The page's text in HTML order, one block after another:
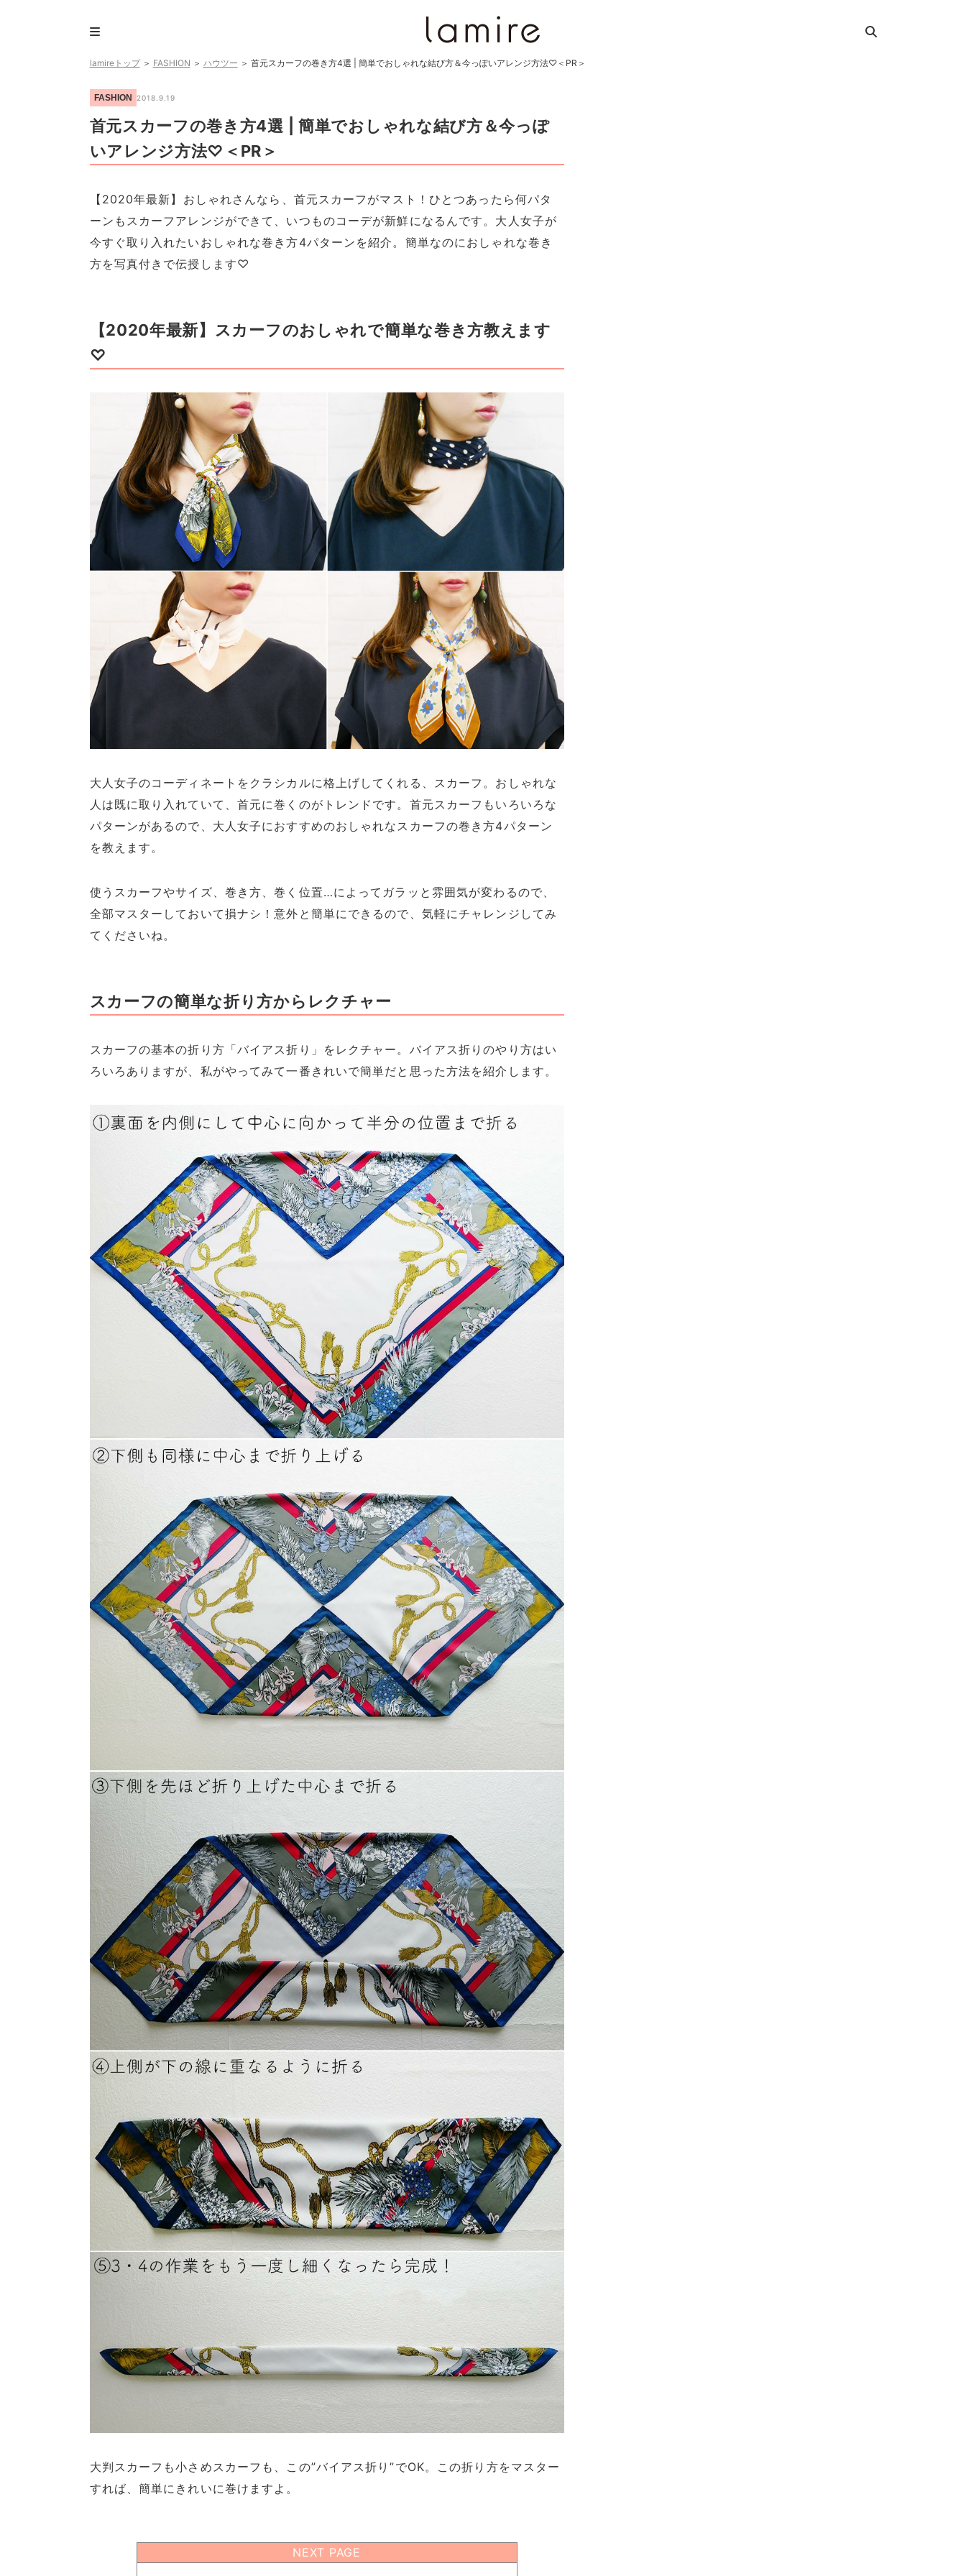
lamireトップ＞ FASHION ＞ ハウツー ＞ 首元スカーフの巻き方4選 | 簡単でおしゃれな結び方＆今っぽいアレンジ方法♡＜PR＞
FASHION 2018.9.19
首元スカーフの巻き方4選 | 簡単でおしゃれな結び方＆今っぽ
いアレンジ方法♡＜PR＞
【2020年最新】おしゃれさんなら、首元スカーフがマスト！ひとつあったら何パタ
ーンもスカーフアレンジができて、いつものコーデが新鮮になるんです。大人女子が
今すぐ取り入れたいおしゃれな巻き方4パターンを紹介。簡単なのにおしゃれな巻き
方を写真付きで伝授します♡
【2020年最新】スカーフのおしゃれで簡単な巻き方教えます
♡
大人女子のコーディネートをクラシカルに格上げしてくれる、スカーフ。おしゃれな
人は既に取り入れていて、首元に巻くのがトレンドです。首元スカーフもいろいろな
パターンがあるので、大人女子におすすめのおしゃれなスカーフの巻き方4パターン
を教えます。
使うスカーフやサイズ、巻き方、巻く位置…によってガラッと雰囲気が変わるので、
全部マスターしておいて損ナシ！意外と簡単にできるので、気軽にチャレンジしてみ
てくださいね。
スカーフの簡単な折り方からレクチャー
スカーフの基本の折り方「バイアス折り」をレクチャー。バイアス折りのやり方はい
ろいろありますが、私がやってみて一番きれいで簡単だと思った方法を紹介します。
大判スカーフも小さめスカーフも、この”バイアス折り”でOK。この折り方をマスター
すれば、簡単にきれいに巻けますよ。
NEXT PAGE